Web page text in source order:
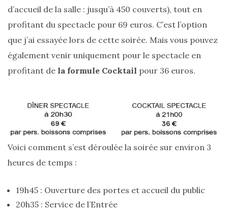
cabas
Parfois
mon
sur
marron
et
d’accueil de la salle : jusqu’à 450 couverts), tout en
profitant du spectacle pour 69 euros. C’est l’option
que j’ai essayée lors de cette soirée. Mais vous pouvez
également venir uniquement pour le spectacle en
profitant de la formule Cocktail pour 36 euros.
Voici comment s’est déroulée la soirée sur environ 3
heures de temps :
19h45 : Ouverture des portes et accueil du public
20h35 : Service de l’Entrée